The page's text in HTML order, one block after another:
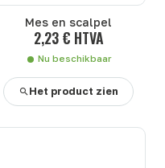
Mes en scalpel
2,23 € HTVA
Nu beschikbaar
Het product zien